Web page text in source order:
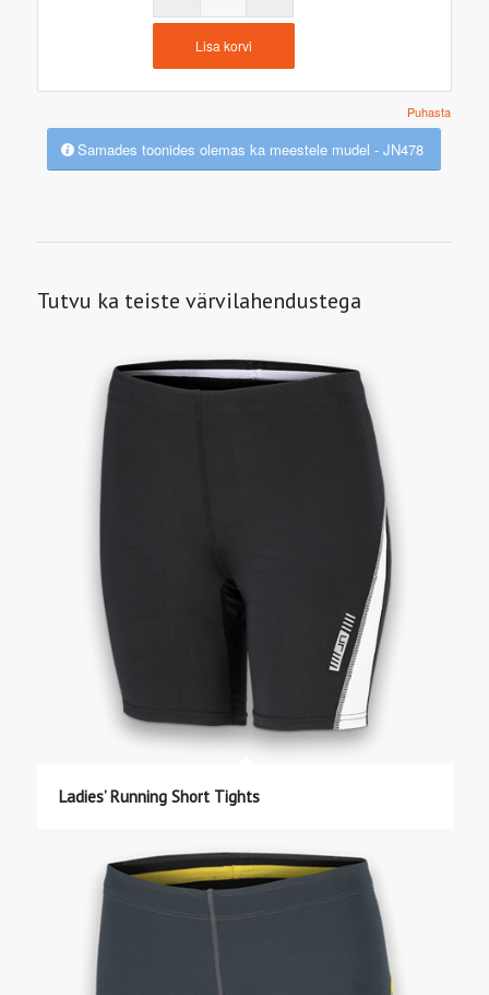
Puhasta
Lisa korvi
Samades toonides olemas ka meestele mudel - JN478
Tutvu ka teiste värvilahendustega
Ladies’ Running Short Tights